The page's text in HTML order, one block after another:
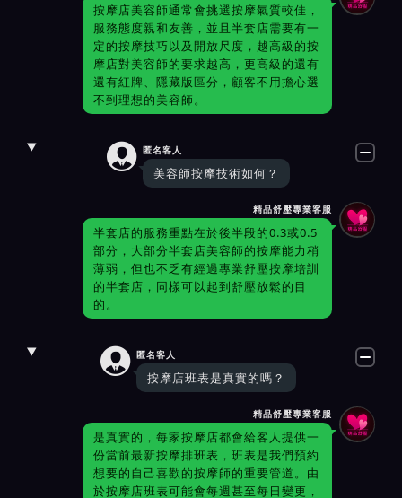
按摩店美容師通常會挑選按摩氣質較佳，
服務態度親和友善，並且半套店需要有一
定的按摩技巧以及開放尺度，越高級的按
摩店對美容師的要求越高，更高級的還有
還有紅牌、隱藏版區分，顧客不用擔心選
不到理想的美容師。
 匿名客人
美容師按摩技術如何？
精品舒壓專業客服
半套店的服務重點在於後半段的0.3或0.5
部分，大部分半套店美容師的按摩能力稍
薄弱，但也不乏有經過專業舒壓按摩培訓
的半套店，同樣可以起到舒壓放鬆的目
的。
 匿名客人
按摩店班表是真實的嗎？
精品舒壓專業客服
是真實的，每家按摩店都會給客人提供一
份當前最新按摩排班表，班表是我們預約
想要的自己喜歡的按摩師的重要管道。由
於按摩店班表可能會每週甚至每日變更，